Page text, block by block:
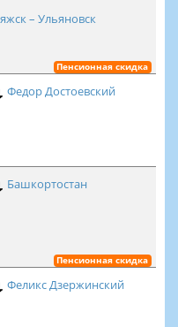
– Ульяновск
Пенсионная скидка
Федор Достоевский
Башкортостан
Пенсионная скидка
Феликс Дзержинский